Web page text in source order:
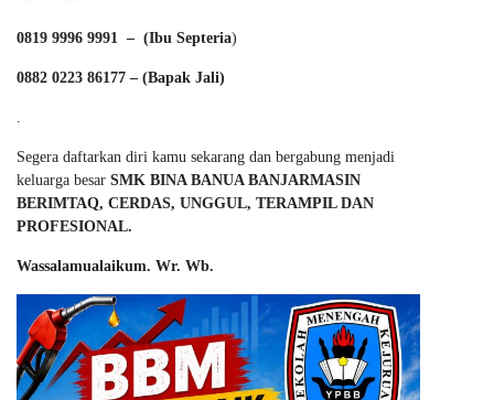
0819 9996 9991 – (Ibu Septeria)
0882 0223 86177 – (Bapak Jali)
.
Segera daftarkan diri kamu sekarang dan bergabung menjadi
keluarga besar SMK BINA BANUA BANJARMASIN
BERIMTAQ, CERDAS, UNGGUL, TERAMPIL DAN
PROFESIONAL.
Wassalamualaikum. Wr. Wb.